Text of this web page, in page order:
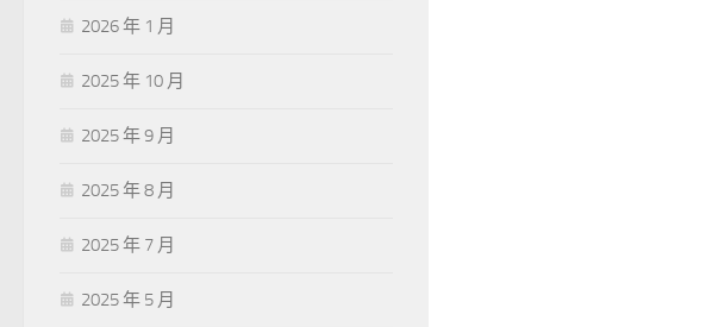
2026 年 1 月
2025 年 10 月
2025 年 9 月
2025 年 8 月
2025 年 7 月
2025 年 5 月